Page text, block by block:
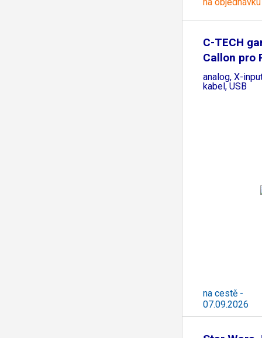
C-TECH
Callon pro
analog, X-
kabel, USB
na cestě -
07.09.2026